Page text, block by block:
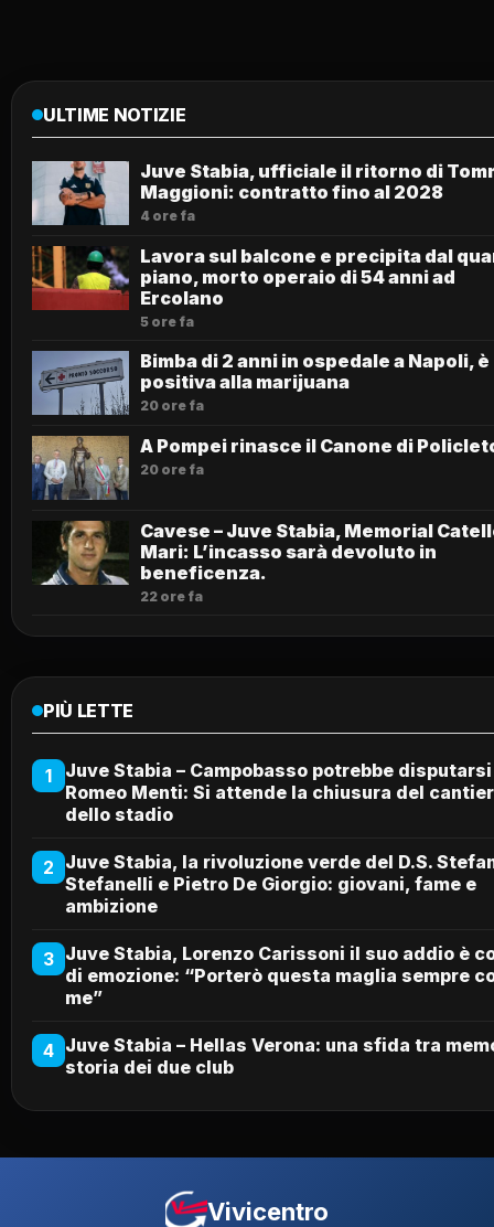
ULTIME NOTIZIE
Juve Stabia, ufficiale il ritorno di
Maggioni: contratto fino al 2028
4 ore fa
Lavora sul balcone e precipita dal
piano, morto operaio di 54 anni ad
Ercolano
5 ore fa
Bimba di 2 anni in ospedale a Napoli, è
positiva alla marijuana
20 ore fa
A Pompei rinasce il Canone di
20 ore fa
Cavese – Juve Stabia, Memorial
Mari: L’incasso sarà devoluto in
beneficenza.
22 ore fa
PIÙ LETTE
1
Juve Stabia – Campobasso potrebbe
Romeo Menti: Si attende la chiusura del
dello stadio
2 Juve Stabia, la rivoluzione verde del D.S.
Stefanelli e Pietro De Giorgio: giovani, fame e
ambizione
3 Juve Stabia, Lorenzo Carissoni il suo addio è
di emozione: “Porterò questa maglia sempre
me”
4 Juve Stabia – Hellas Verona: una sfida tra
storia dei due club
Vivicentro